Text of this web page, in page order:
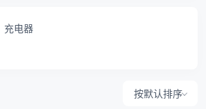
充电器
按默认排序